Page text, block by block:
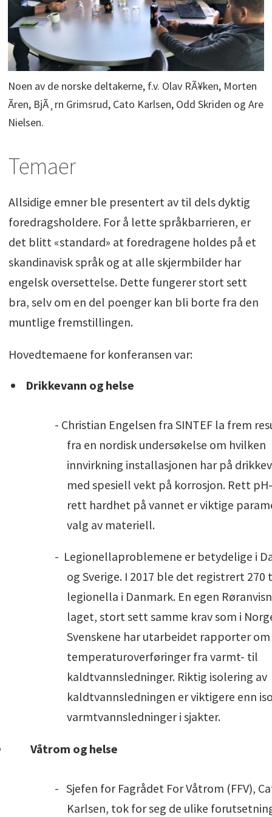
Noen av de norske deltakerne, f.v. Olav RÃ¥ken, Morten
Ãren, BjÃ¸rn Grimsrud, Cato Karlsen, Odd Skriden og Are
Nielsen.
Temaer
Allsidige emner ble presentert av til dels dyktig
foredragsholdere. For å lette språkbarrieren, er
det blitt «standard» at foredragene holdes på et
skandinavisk språk og at alle skjermbilder har
engelsk oversettelse. Dette fungerer stort sett
bra, selv om en del poenger kan bli borte fra den
muntlige fremstillingen.
Hovedtemaene for konferansen var:
Drikkevann og helse
- Christian Engelsen fra SINTEF la frem
fra en nordisk undersøkelse om hvilken
innvirkning installasjonen har på
med spesiell vekt på korrosjon. Rett
rett hardhet på vannet er viktige
valg av materiell.
- Legionellaproblemene er betydelige i
og Sverige. I 2017 ble det registrert
legionella i Danmark. En egen
laget, stort sett samme krav som i
Svenskene har utarbeidet rapporter om
temperaturoverføringer fra varmt- til
kaldtvannsledninger. Riktig isolering av
kaldtvannsledningen er viktigere enn
varmtvannsledninger i sjakter.
Våtrom og helse
- Sjefen for Fagrådet For Våtrom (FFV),
Karlsen, tok for seg de ulike